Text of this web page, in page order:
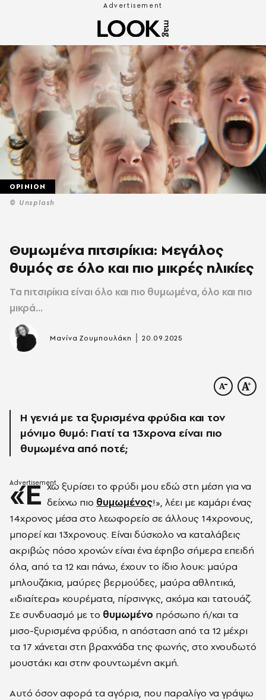
© Unsplash
OPINION
Θυμωμένα πιτσιρίκια: Μεγάλος
θυμός σε όλο και πιο μικρές ηλικίες
Τα πιτσιρίκια είναι όλο και πιο θυμωμένα, όλο και πιο
μικρά…
Μανίνα Ζουμπουλάκη |20.09.2025
Η γενιά με τα ξυρισμένα φρύδια και τον
μόνιμο θυμό: Γιατί τα 13χρονα είναι πιο
θυμωμένα από ποτέ;
«Έ χω ξυρίσει το φρύδι μου εδώ στη μέση για να
δείχνω πιο θυμωμένος!», λέει με καμάρι ένας
14χρονος μέσα στο λεωφορείο σε άλλους 14χρονους,
μπορεί και 13χρονους. Είναι δύσκολο να καταλάβεις
ακριβώς πόσο χρονών είναι ένα έφηβο σήμερα επειδή
όλα, από τα 12 και πάνω, έχουν το ίδιο λουκ: μαύρα
μπλουζάκια, μαύρες βερμούδες, μαύρα αθλητικά,
«ιδιαίτερα» κουρέματα, πίρσινγκς, ακόμα και τατουάζ.
Σε συνδυασμό με το θυμωμένο πρόσωπο ή/και τα
μισο-ξυρισμένα φρύδια, η απόσταση από τα 12 μέχρι
τα 17 χάνεται στη βραχνάδα της φωνής, στο χνουδωτό
μουστάκι και στην φουντωμένη ακμή.
Αυτό όσον αφορά τα αγόρια, που παραλίγο να γράψω